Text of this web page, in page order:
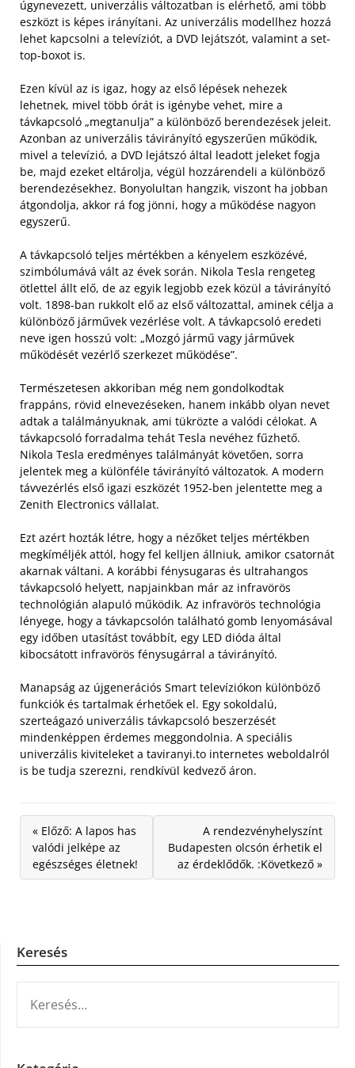
úgynevezett, univerzális változatban is elérhető, ami több
eszközt is képes irányítani. Az univerzális modellhez hozzá
lehet kapcsolni a televíziót, a DVD lejátszót, valamint a set-
top-boxot is.
Ezen kívül az is igaz, hogy az első lépések nehezek
lehetnek, mivel több órát is igénybe vehet, mire a
távkapcsoló „megtanulja” a különböző berendezések jeleit.
Azonban az univerzális távirányító egyszerűen működik,
mivel a televízió, a DVD lejátszó által leadott jeleket fogja
be, majd ezeket eltárolja, végül hozzárendeli a különböző
berendezésekhez. Bonyolultan hangzik, viszont ha jobban
átgondolja, akkor rá fog jönni, hogy a működése nagyon
egyszerű.
A távkapcsoló teljes mértékben a kényelem eszközévé,
szimbólumává vált az évek során. Nikola Tesla rengeteg
ötlettel állt elő, de az egyik legjobb ezek közül a távirányító
volt. 1898-ban rukkolt elő az első változattal, aminek célja a
különböző járművek vezérlése volt. A távkapcsoló eredeti
neve igen hosszú volt: „Mozgó jármű vagy járművek
működését vezérlő szerkezet működése”.
Természetesen akkoriban még nem gondolkodtak
frappáns, rövid elnevezéseken, hanem inkább olyan nevet
adtak a találmányuknak, ami tükrözte a valódi célokat. A
távkapcsoló forradalma tehát Tesla nevéhez fűzhető.
Nikola Tesla eredményes találmányát követően, sorra
jelentek meg a különféle távirányító változatok. A modern
távvezérlés első igazi eszközét 1952-ben jelentette meg a
Zenith Electronics vállalat.
Ezt azért hozták létre, hogy a nézőket teljes mértékben
megkíméljék attól, hogy fel kelljen állniuk, amikor csatornát
akarnak váltani. A korábbi fénysugaras és ultrahangos
távkapcsoló helyett, napjainkban már az infravörös
technológián alapuló működik. Az infravörös technológia
lényege, hogy a távkapcsolón található gomb lenyomásával
egy időben utasítást továbbít, egy LED dióda által
kibocsátott infravörös fénysugárral a távirányító.
Manapság az újgenerációs Smart televíziókon különböző
funkciók és tartalmak érhetőek el. Egy sokoldalú,
szerteágazó univerzális távkapcsoló beszerzését
mindenképpen érdemes meggondolnia. A speciális
univerzális kiviteleket a taviranyi.to internetes weboldalról
is be tudja szerezni, rendkívül kedvező áron.
« Előző: A lapos has
valódi jelképe az
egészséges életnek!
A rendezvényhelyszínt
Budapesten olcsón érhetik el
az érdeklődők. :Következő »
Keresés